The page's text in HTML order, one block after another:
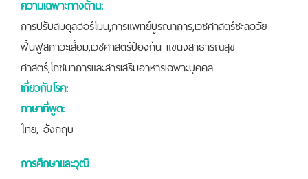
ความเฉพาะทางด้าน:
การปรับสมดุลฮอร์โมน,การแพทย์บูรณาการ,เวชศาสตร์ชะลอวัย
ฟื้นฟูสภาวะเสื่อม,เวชศาสตร์ป้องกัน แขนงสาธารณสุข
ศาสตร์,โภชนาการและสารเสริมอาหารเฉพาะบุคคล
เกี่ยวกับโรค:
ภาษาที่พูด:
ไทย, อังกฤษ
การศึกษาและวุฒิ